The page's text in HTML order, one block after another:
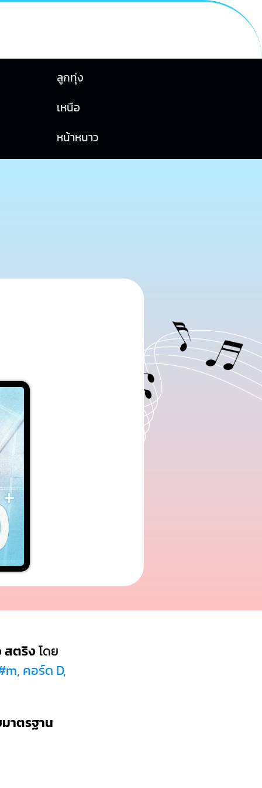
ลูกทุ่ง
เหนือ
หน้าหนาว
สตริงโดย
คอร์ด D,
าตรฐาน